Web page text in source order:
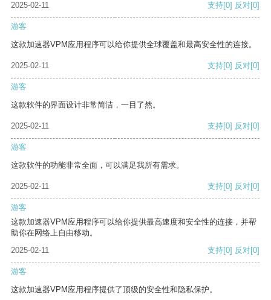
2025-02-11 支持[0] 反对[0]
游客
这款加速器VPM应用程序可以给你提供全球覆盖和最高安全性的连接。
2025-02-11 支持[0] 反对[0]
游客
这款软件的界面设计非常简洁，一目了然。
2025-02-11 支持[0] 反对[0]
游客
这款软件的功能非常全面，可以满足我所有需求。
2025-02-11 支持[0] 反对[0]
游客
这款加速器VPM应用程序可以给你提供最高速度和安全性的连接，并帮
助你在网络上自由移动。
2025-02-11
支持[0] 反对[0]
游客
这款加速器VPM应用程序提供了顶级的安全性和隐私保护。